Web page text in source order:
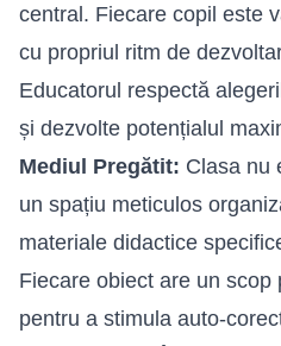
central. Fiecare copil este
cu propriul ritm de
Educatorul respectă
și dezvolte potențialul
Mediul Pregătit: Clasa nu
un spațiu meticulos
materiale didactice
Fiecare obiect are un
pentru a stimula auto-